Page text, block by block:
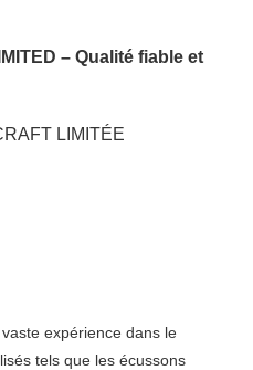
– Qualité fiable et
expérience dans le
tels que les écussons